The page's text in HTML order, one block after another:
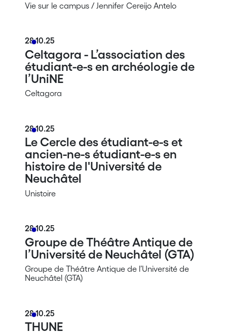
Vie sur le campus / Jennifer Cereijo Antelo
28.10.25
Celtagora - L’association des
étudiant-e-s en archéologie de
l’UniNE
Celtagora
28.10.25
Le Cercle des étudiant-e-s et
ancien-ne-s étudiant-e-s en
histoire de l'Université de
Neuchâtel
Unistoire
28.10.25
Groupe de Théâtre Antique de
l’Université de Neuchâtel (GTA)
Groupe de Théâtre Antique de l’Université de
Neuchâtel (GTA)
28.10.25
THUNE